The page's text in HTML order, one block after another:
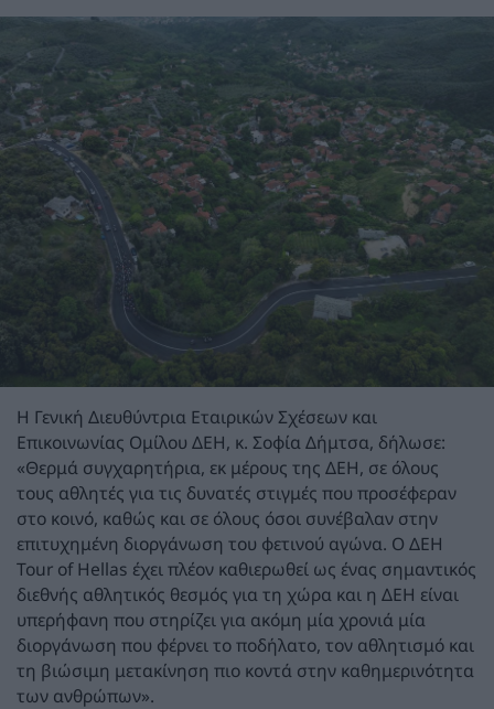
Η Γενική Διευθύντρια Εταιρικών Σχέσεων και
Επικοινωνίας Ομίλου ΔΕΗ, κ. Σοφία Δήμτσα, δήλωσε:
«Θερμά συγχαρητήρια, εκ μέρους της ΔΕΗ, σε όλους
τους αθλητές για τις δυνατές στιγμές που προσέφεραν
στο κοινό, καθώς και σε όλους όσοι συνέβαλαν στην
επιτυχημένη διοργάνωση του φετινού αγώνα. Ο ΔΕΗ
Tour of Hellas έχει πλέον καθιερωθεί ως ένας σημαντικός
διεθνής αθλητικός θεσμός για τη χώρα και η ΔΕΗ είναι
υπερήφανη που στηρίζει για ακόμη μία χρονιά μία
διοργάνωση που φέρνει το ποδήλατο, τον αθλητισμό και
τη βιώσιμη μετακίνηση πιο κοντά στην καθημερινότητα
των ανθρώπων».